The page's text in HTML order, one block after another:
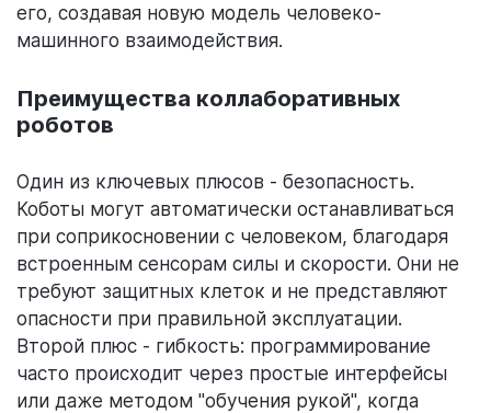
его, создавая новую модель человеко-
машинного взаимодействия.
Преимущества коллаборативных
роботов
Один из ключевых плюсов - безопасность.
Коботы могут автоматически останавливаться
при соприкосновении с человеком, благодаря
встроенным сенсорам силы и скорости. Они не
требуют защитных клеток и не представляют
опасности при правильной эксплуатации.
Второй плюс - гибкость: программирование
часто происходит через простые интерфейсы
или даже методом "обучения рукой", когда